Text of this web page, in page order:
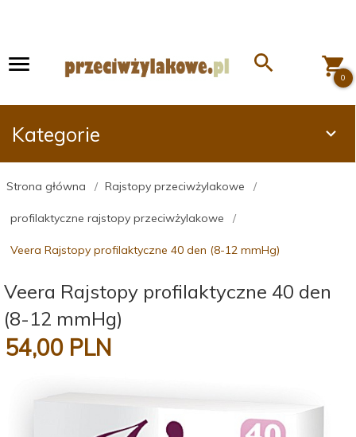
0
Kategorie
Strona główna Rajstopy przeciwżylakowe
profilaktyczne rajstopy przeciwżylakowe
Veera Rajstopy profilaktyczne 40 den (8-12 mmHg)
Veera Rajstopy profilaktyczne 40 den
(8-12 mmHg)
54,00 PLN